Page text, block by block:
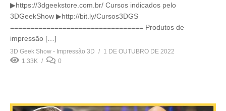
▶https://3dgeekstore.com.br/ Cursos indicados pelo
3DGeekShow ▶http://bit.ly/Cursos3DGS
================================= Produtos de
impressão […]
3D Geek Show - Impressão 3D
1 DE OUTUBRO DE 2022
1.33K
0